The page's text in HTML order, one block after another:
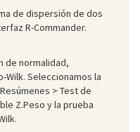
de dispersión de dos
R-Commander.
de normalidad,
Wilk. Seleccionamos la
> Test de
Z.Peso y la prueba